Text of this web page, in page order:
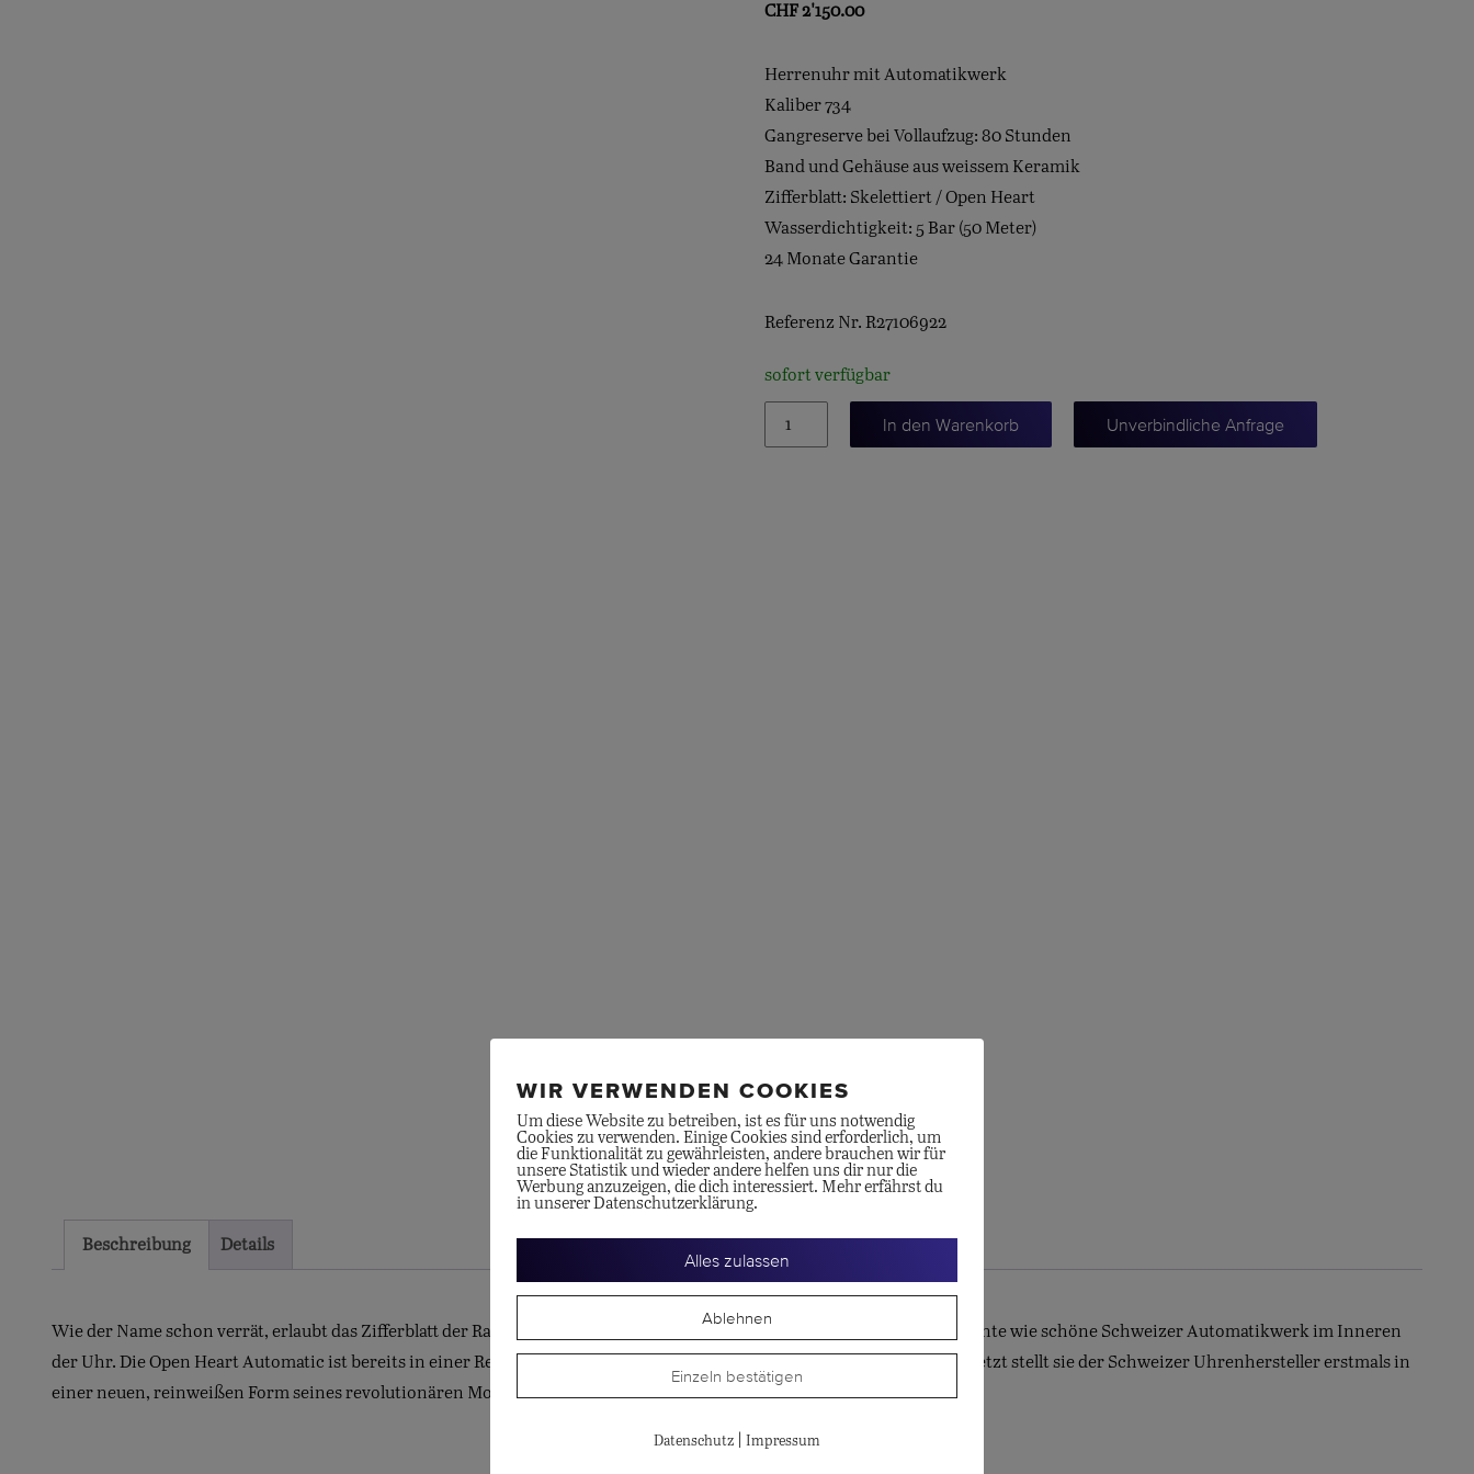
CHF2'150.00
Herrenuhr mit Automatikwerk
Kaliber 734
Gangreserve bei Vollaufzug: 80 Stunden
Band und Gehäuse aus weissem Keramik
Zifferblatt: Skelettiert / Open Heart
Wasserdichtigkeit: 5 Bar (50 Meter)
24 Monate Garantie
Referenz Nr. R27106922
sofort verfügbar
Openheart
In den Warenkorb Unverbindliche Anfrage
Beschreibung Details
Wie der Name schon verrät, erlaubt das Zifferblatt der Rado True Open Heart Automatic einen Blick auf das ebenso elegante wie schöne Schweizer Automatikwerk im Inneren
der Uhr. Die Open Heart Automatic ist bereits in einer Reihe von Farben erhältlich, die charakteristisch für Rado sind. Jetzt stellt sie der Schweizer Uhrenhersteller erstmals in
einer neuen, reinweißen Form seines revolutionären Monobloc-Gehäuses aus polierter Hightech-Keramik vor.
WIR VERWENDEN COOKIES
Um diese Website zu betreiben, ist es für uns notwendig
Cookies zu verwenden. Einige Cookies sind erforderlich, um
die Funktionalität zu gewährleisten, andere brauchen wir für
unsere Statistik und wieder andere helfen uns dir nur die
Werbung anzuzeigen, die dich interessiert. Mehr erfährst du
in unserer Datenschutzerklärung.
Alles zulassen
Ablehnen
Einzeln bestätigen
Datenschutz Impressum